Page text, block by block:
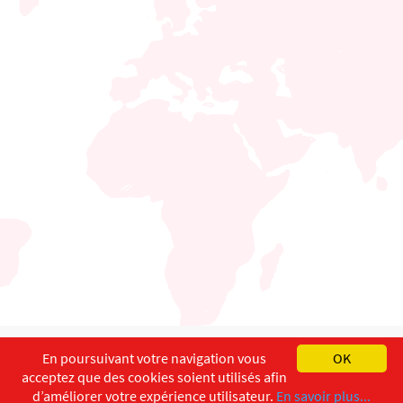
English Français
Copyright ©ISEC-AdW Aspects légaux
OK
En poursuivant votre navigation vous
acceptez que des cookies soient utilisés afin
d’améliorer votre expérience utilisateur. En savoir plus...